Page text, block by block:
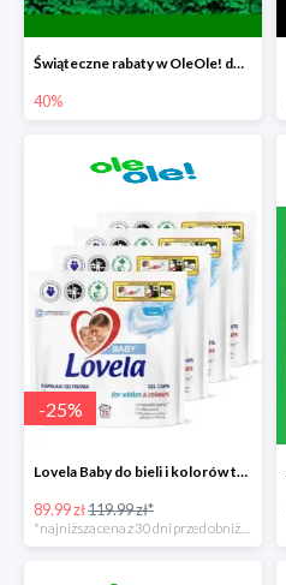
Świąteczne rabaty w OleOle! do -40%
40%
-25%
Lovela Baby do bieli i kolorów taniej o 30zł
89.99 zł119.99 zł*